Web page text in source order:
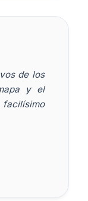
de los
y el
facilísimo